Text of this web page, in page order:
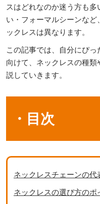
スはどれなのか迷う方も
い・フォーマルシーンな
ックレスは異なります。
この記事では、自分にぴ
向けて、ネックレスの種
説していきます。
・目次
ネックレスチェーンの
ネックレスの選び方のポ